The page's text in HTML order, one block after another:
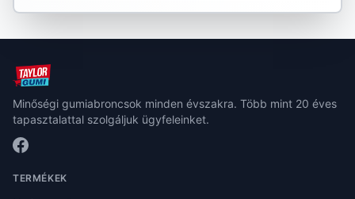
Minőségi gumiabroncsok minden évszakra. Több mint 20 éves
tapasztalattal szolgáljuk ügyfeleinket.
TERMÉKEK